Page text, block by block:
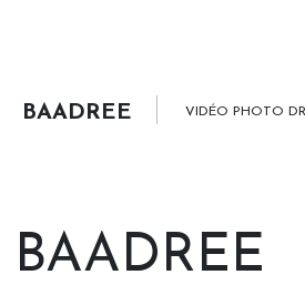
BAADREE VIDÉO PHOTO
BAADREE